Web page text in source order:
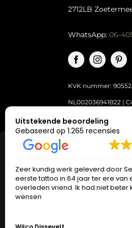
2712LB
WhatsApp:06-
KVK nummer:
NL002036941B22 |
Tattoo Studio
voorwaarden|
Uitstekende beoordeling
Gebaseerd op 1.265 recensies
Zeer kundig werk geleverd door
eerste tattoo in 64 jaar ter ere van
overleden vriend. Ik had niet beter
wensen